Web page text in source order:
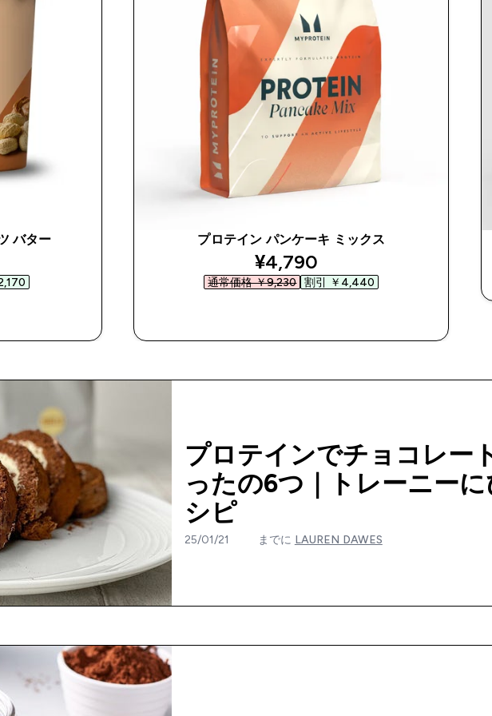
バター
price
プロテイン パンケーキ ミックス
discounted price
¥4,790‎
通常価格 ￥9,230‎ 割引 ￥4,440‎
プロテインでチョコレー
ったの6つ｜トレーニー
シピ
25/01/21 までに LAUREN DAWES